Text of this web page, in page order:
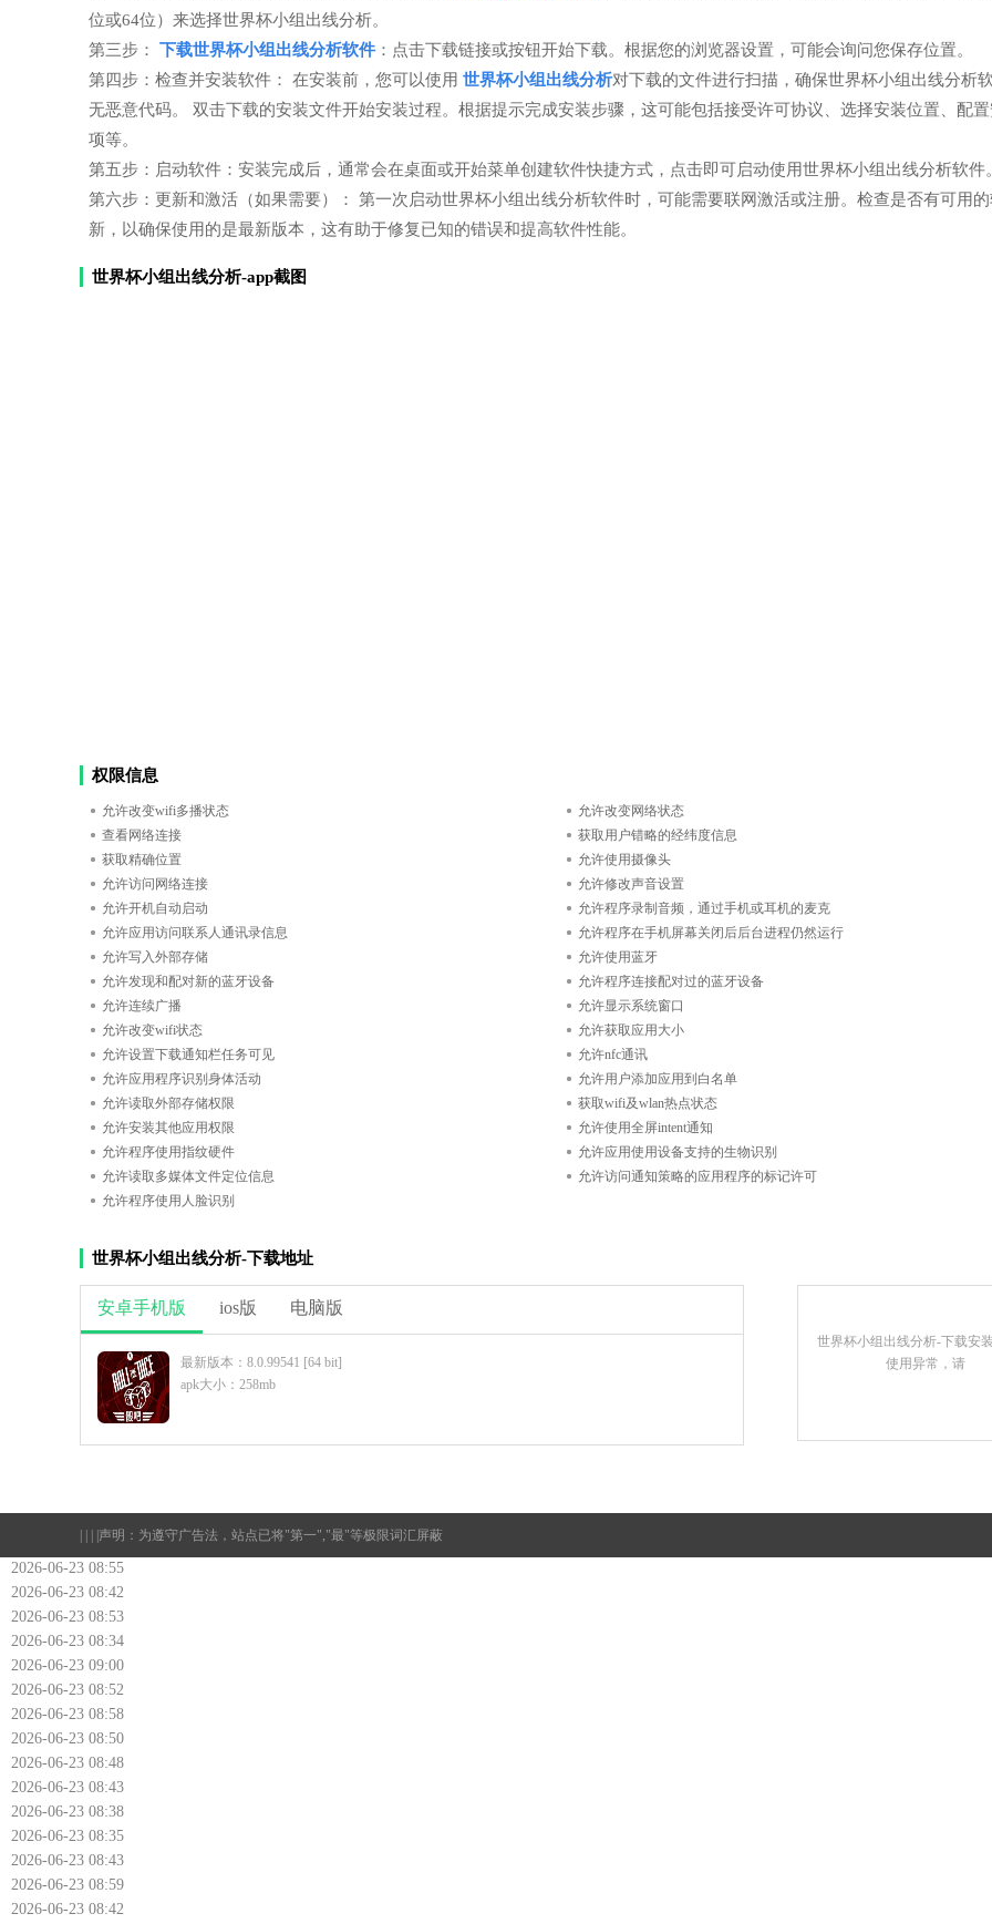
位或64位）来选择世界杯小组出线分析。
第三步： 下载世界杯小组出线分析软件 ：点击下载链接或按钮开始下载。根据您的浏览器设置，可能会询问您保存位置。
第四步：检查并安装软件： 在安装前，您可以使用 世界杯小组出线分析对下载的文件进行扫描，确保世界杯小组出线分析
无恶意代码。 双击下载的安装文件开始安装过程。根据提示完成安装步骤，这可能包括接受许可协议、选择安装位置、配
项等。
第五步：启动软件：安装完成后，通常会在桌面或开始菜单创建软件快捷方式，点击即可启动使用世界杯小组出线分析软件
第六步：更新和激活（如果需要）： 第一次启动世界杯小组出线分析软件时，可能需要联网激活或注册。检查是否有可用
新，以确保使用的是最新版本，这有助于修复已知的错误和提高软件性能。
世界杯小组出线分析-app截图
权限信息
允许改变wifi多播状态
允许改变网络状态
查看网络连接
获取用户错略的经纬度信息
获取精确位置
允许使用摄像头
允许访问网络连接
允许修改声音设置
允许开机自动启动
允许程序录制音频，通过手机或耳机的麦克
允许应用访问联系人通讯录信息
允许程序在手机屏幕关闭后后台进程仍然运行
允许写入外部存储
允许使用蓝牙
允许发现和配对新的蓝牙设备
允许程序连接配对过的蓝牙设备
允许连续广播
允许显示系统窗口
允许改变wifi状态
允许获取应用大小
允许设置下载通知栏任务可见
允许nfc通讯
允许应用程序识别身体活动
允许用户添加应用到白名单
允许读取外部存储权限
获取wifi及wlan热点状态
允许安装其他应用权限
允许使用全屏intent通知
允许程序使用指纹硬件
允许应用使用设备支持的生物识别
允许读取多媒体文件定位信息
允许访问通知策略的应用程序的标记许可
允许程序使用人脸识别
世界杯小组出线分析-下载地址
安卓手机版 ios版 电脑版
最新版本：8.0.99541 [64 bit]
apk大小：258mb
世界杯小组出线分析-下载安
使用异常，请
声明：为遵守广告法，站点已将"第一","最"等极限词汇屏蔽
2026-06-23 08:55
2026-06-23 08:42
2026-06-23 08:53
2026-06-23 08:34
2026-06-23 09:00
2026-06-23 08:52
2026-06-23 08:58
2026-06-23 08:50
2026-06-23 08:48
2026-06-23 08:43
2026-06-23 08:38
2026-06-23 08:35
2026-06-23 08:43
2026-06-23 08:59
2026-06-23 08:42